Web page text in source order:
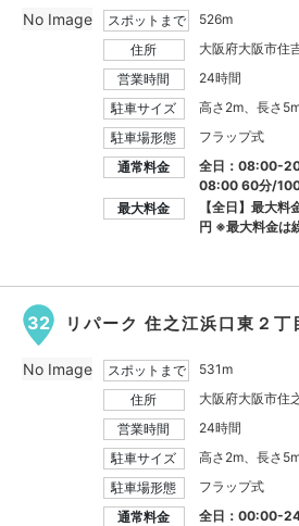
スポットまで
526m
住所
大阪府大阪市住
営業時間
24時間
駐車サイズ
高さ2m、長さ
駐車場形態
フラップ式
通常料金
全日：08:00-
08:00 60分/
最大料金
【全日】最大
円 ※最大料金は
No Image
32 リパーク 住之江浜口東２丁
スポットまで
531m
住所
大阪府大阪市住
営業時間
24時間
駐車サイズ
高さ2m、長さ
駐車場形態
フラップ式
通常料金
全日：00:00-
No Image